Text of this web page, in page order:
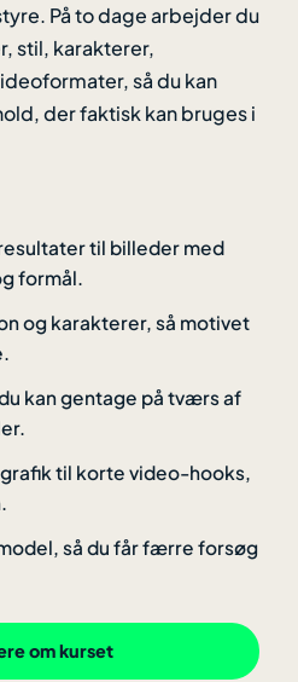
På to dage arbejder du
stil, karakterer,
så du kan
der faktisk kan bruges i
til billeder med
formål.
og karakterer, så motivet
kan gentage på tværs af
til korte video-hooks,
så du får færre forsøg
om kurset